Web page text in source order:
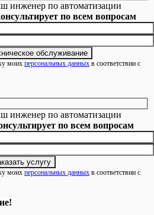
инженер по автоматизации
по всем вопросам
моих персональных данных в соответствии с
инженер по автоматизации
по всем вопросам
моих персональных данных в соответствии с